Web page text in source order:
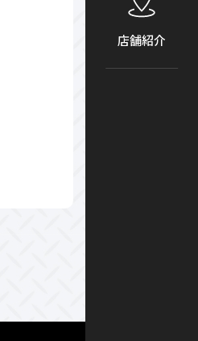
店舗紹介